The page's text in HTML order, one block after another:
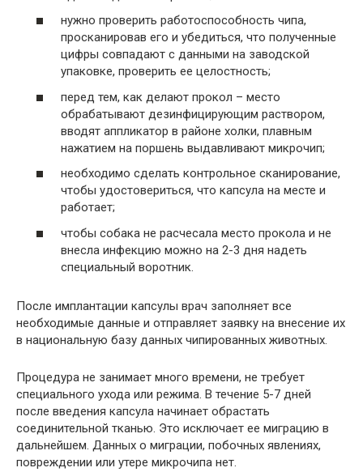
нужно проверить работоспособность чипа,
просканировав его и убедиться, что полученные
цифры совпадают с данными на заводской
упаковке, проверить ее целостность;
перед тем, как делают прокол – место
обрабатывают дезинфицирующим раствором,
вводят аппликатор в районе холки, плавным
нажатием на поршень выдавливают микрочип;
необходимо сделать контрольное сканирование,
чтобы удостовериться, что капсула на месте и
работает;
чтобы собака не расчесала место прокола и не
внесла инфекцию можно на 2-3 дня надеть
специальный воротник.
После имплантации капсулы врач заполняет все
необходимые данные и отправляет заявку на внесение их
в национальную базу данных чипированных животных.
Процедура не занимает много времени, не требует
специального ухода или режима. В течение 5-7 дней
после введения капсула начинает обрастать
соединительной тканью. Это исключает ее миграцию в
дальнейшем. Данных о миграции, побочных явлениях,
повреждении или утере микрочипа нет.